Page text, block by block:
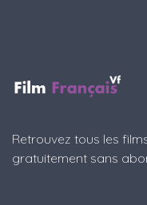
Retrouvez tous les
gratuitement sans